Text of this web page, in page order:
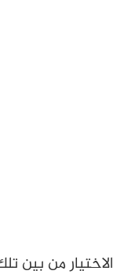
من بين